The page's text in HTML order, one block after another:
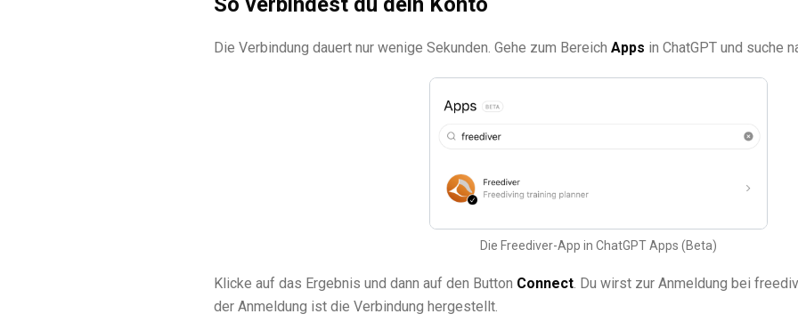
Die Verbindung dauert nur wenige Sekunden. Gehe zum Bereich Apps in ChatGPT und suche
Die Freediver-App in ChatGPT Apps (Beta)
Klicke auf das Ergebnis und dann auf den Button Connect. Du wirst zur Anmeldung bei
der Anmeldung ist die Verbindung hergestellt.